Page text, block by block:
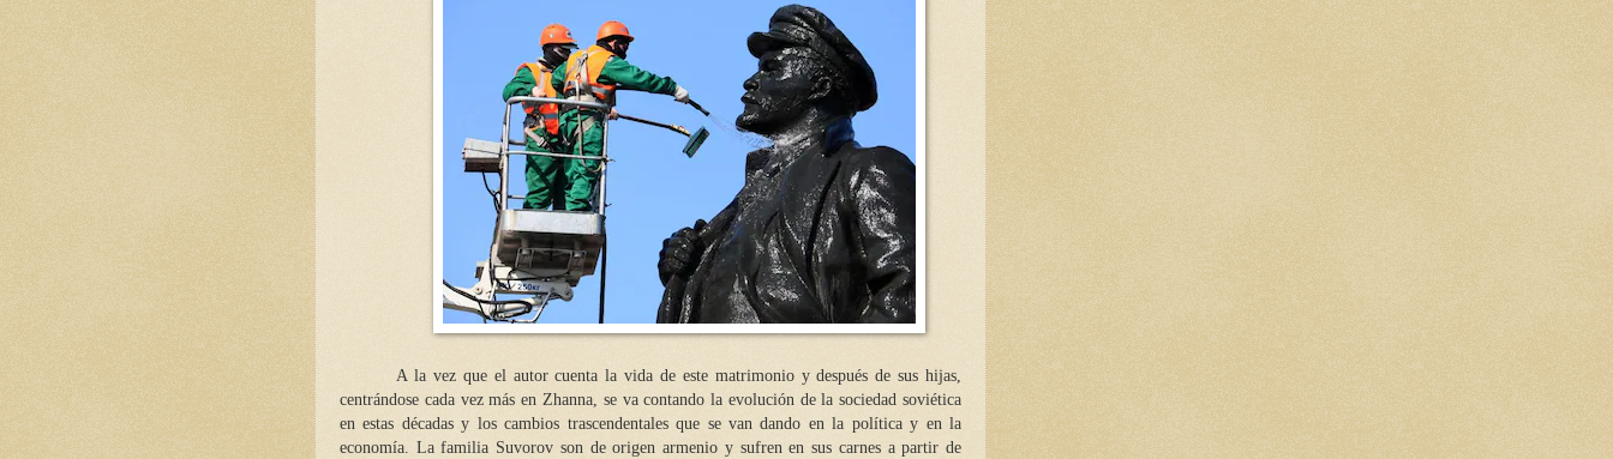
A la vez que el autor cuenta la vida de este matrimonio y después de sus hijas,
centrándose cada vez más en Zhanna, se va contando la evolución de la sociedad soviética
en estas décadas y los cambios trascendentales que se van dando en la política y en la
economía. La familia Suvorov son de origen armenio y sufren en sus carnes a partir de